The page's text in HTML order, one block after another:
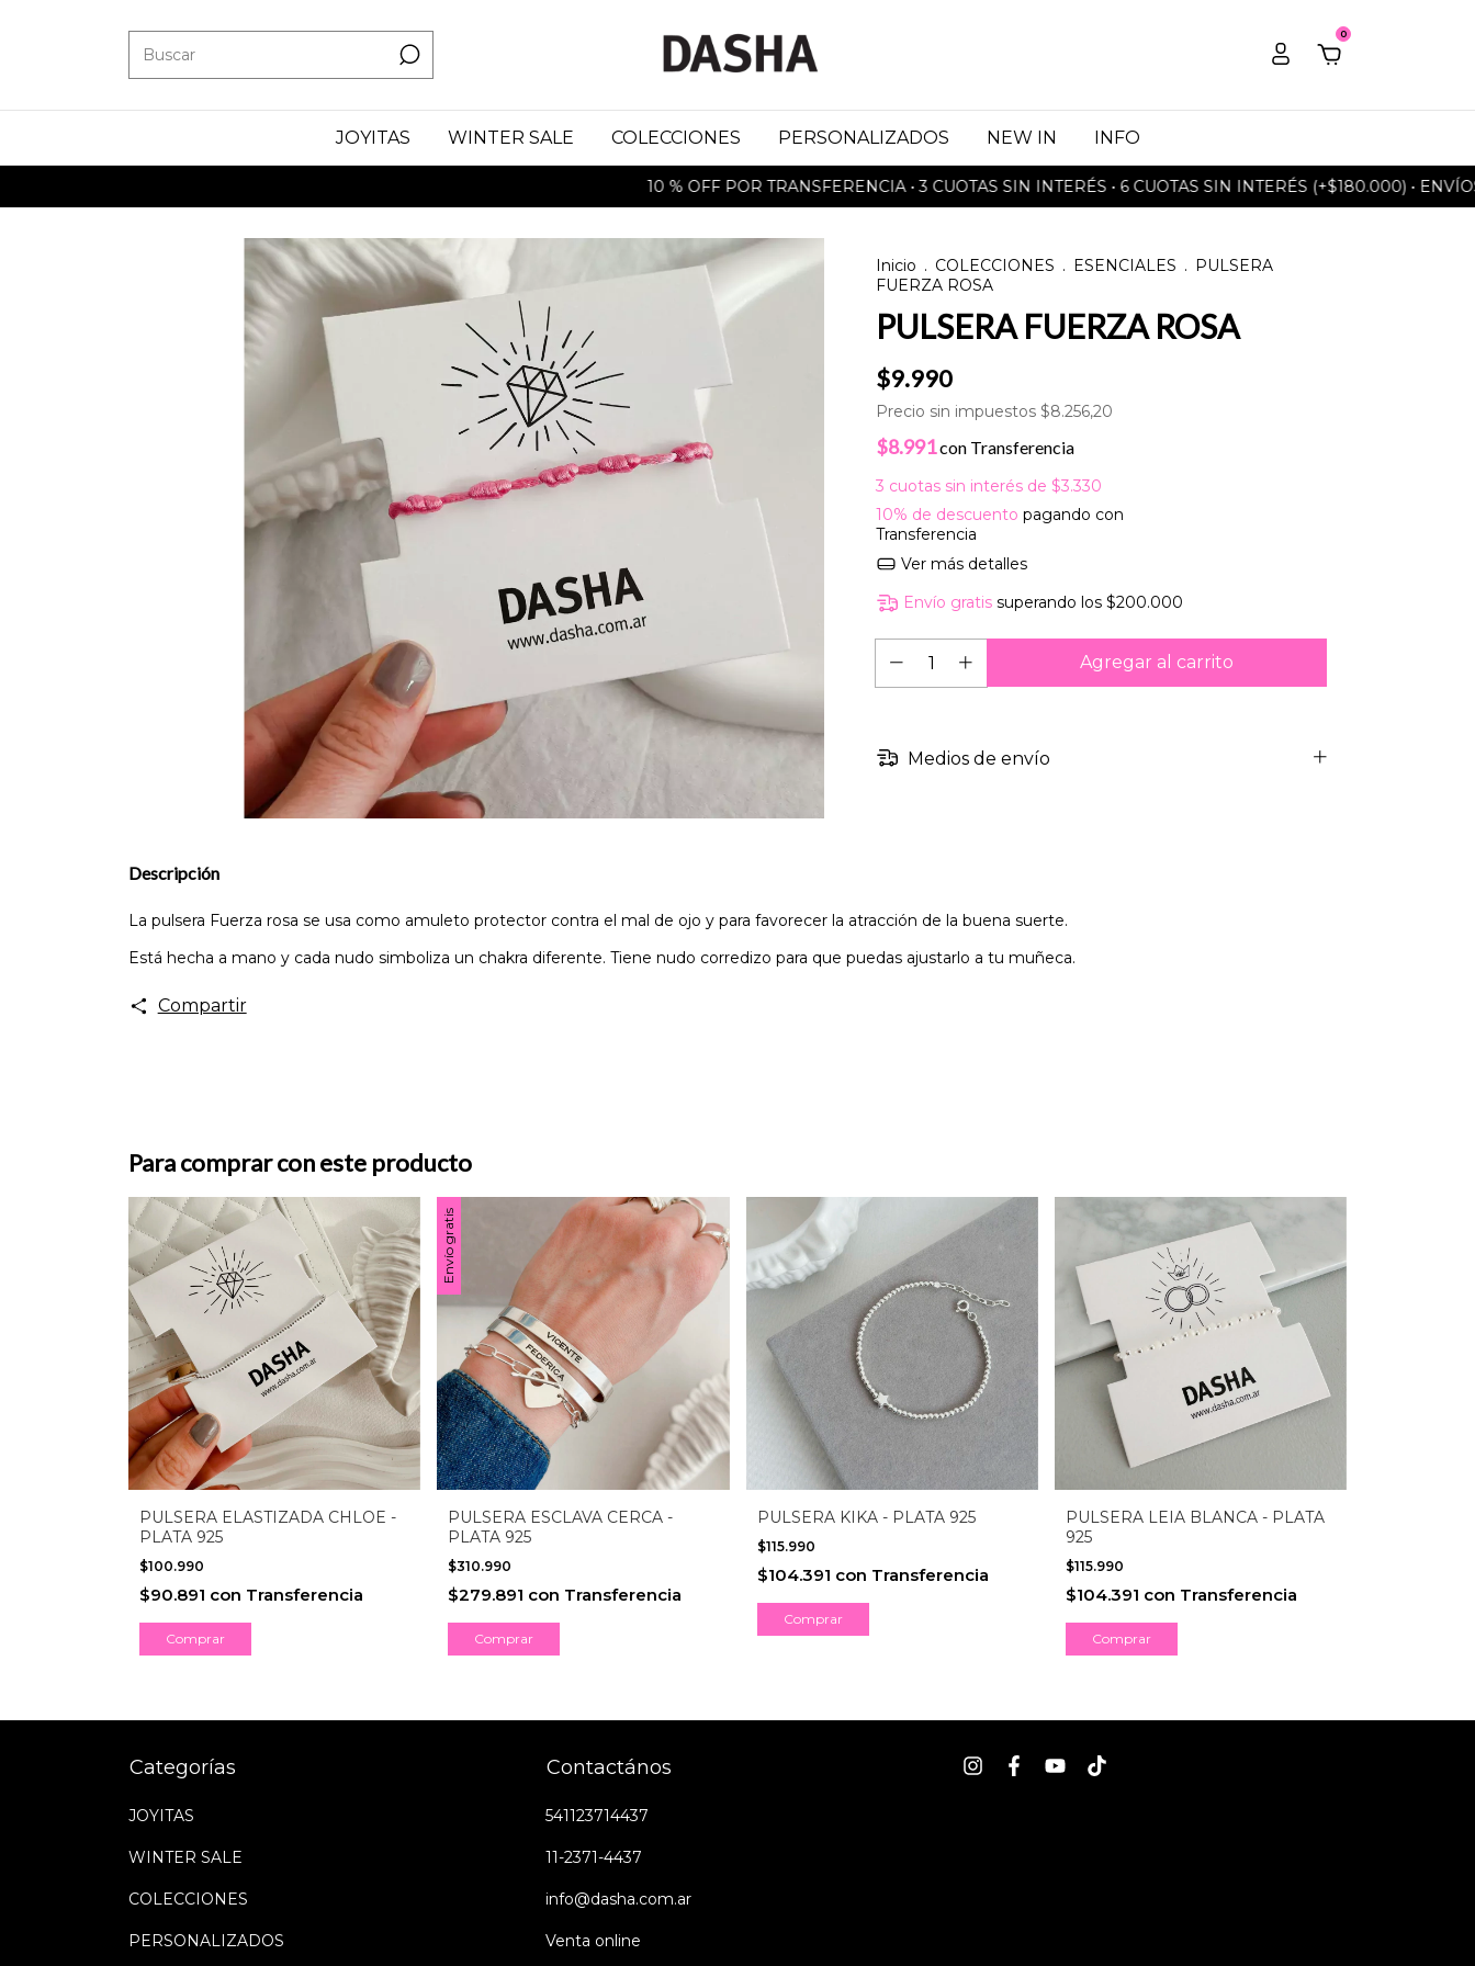
0
JOYITAS WINTER SALE COLECCIONES PERSONALIZADOS NEW IN INFO
10 % OFF POR TRANSFERENCIA • 3 CUOTAS SIN INTERÉS • 6 CUOTAS SIN INTERÉS (+$180.000) • ENVÍOS
Inicio . COLECCIONES . ESENCIALES . PULSERA
FUERZA ROSA
PULSERA FUERZA ROSA
$9.990
Precio sin impuestos $8.256,20
$8.991con Transferencia
3 cuotas sin interés de $3.330
10% de descuento pagando con
Transferencia
Ver más detalles
Envío gratis superando los$200.000
Medios de envío
Descripción
La pulsera Fuerza rosa se usa como amuleto protector contra el mal de ojo y para favorecer la atracción de la buena suerte.
Está hecha a mano y cada nudo simboliza un chakra diferente. Tiene nudo corredizo para que puedas ajustarlo a tu muñeca.
Compartir
Para comprar con este producto
PULSERA ELASTIZADA CHLOE -
PLATA 925
$100.990
$90.891 con Transferencia
Envío gratis
PULSERA ESCLAVA CERCA -
PLATA 925
$310.990
$279.891 con Transferencia
Comprar
PULSERA KIKA - PLATA 925
$115.990
$104.391 con Transferencia
PULSERA LEIA BLANCA - PLATA
925
$115.990
$104.391 con Transferencia
Categorías
JOYITAS
WINTER SALE
COLECCIONES
PERSONALIZADOS
Contactános
541123714437
11-2371-4437
info@dasha.com.ar
Venta online